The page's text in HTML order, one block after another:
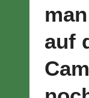
auf